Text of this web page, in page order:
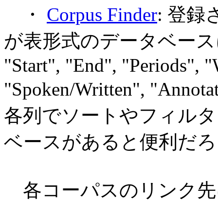
・ Corpus Finder: 登録
が表形式のデータベー
"Start", "End", "Periods",
"Spoken/Written",
各列でソートやフィル
ベースがあると便利だ
各コーパスのリンク